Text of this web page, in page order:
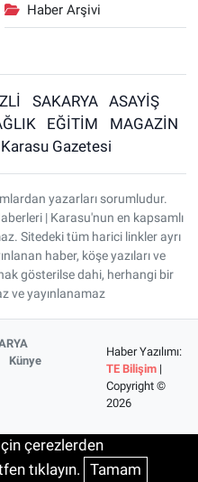
Haber Arşivi
SAKARYA
ASAYİŞ
EĞİTİM
MAGAZİN
Gazetesi
yazarları sorumludur.
| Karasu'nun en kapsamlı
Sitedeki tüm harici linkler ayrı
haber, köşe yazıları ve
gösterilse dahi, herhangi bir
ve yayınlanamaz
Künye
Haber Yazılımı:
TE Bilişim|
Copyright ©
2026
çerezlerden
tıklayın. Tamam